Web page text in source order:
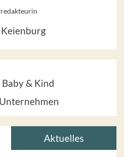
Baby & Kind
Aktuelles